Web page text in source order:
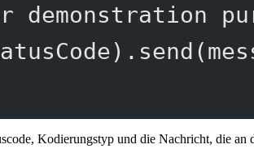
send
Kodierungstyp und die Nachricht, die an